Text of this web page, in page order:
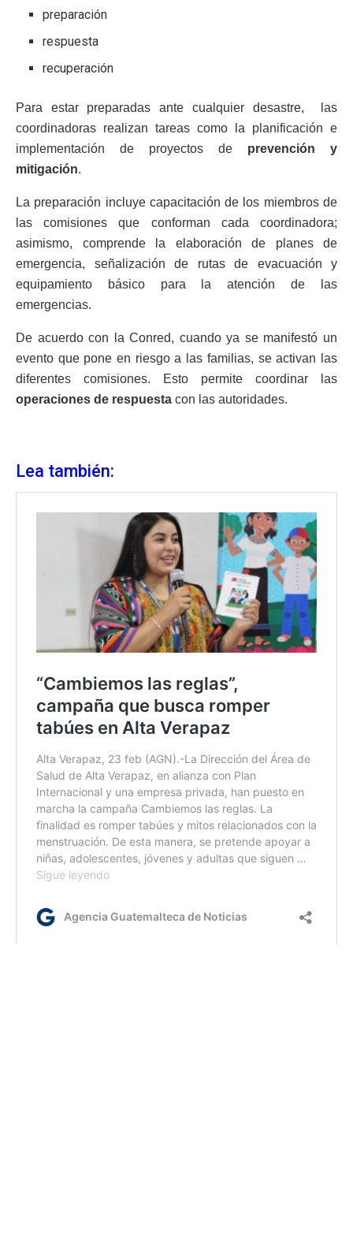
preparación
respuesta
recuperación
Para estar preparadas ante cualquier desastre, las
coordinadoras realizan tareas como la planificación e
implementación de proyectos de prevención y
mitigación.
La preparación incluye capacitación de los miembros de
las comisiones que conforman cada coordinadora;
asimismo, comprende la elaboración de planes de
emergencia, señalización de rutas de evacuación y
equipamiento básico para la atención de las
emergencias.
De acuerdo con la Conred, cuando ya se manifestó un
evento que pone en riesgo a las familias, se activan las
diferentes comisiones. Esto permite coordinar las
operaciones de respuesta con las autoridades.
Lea también: